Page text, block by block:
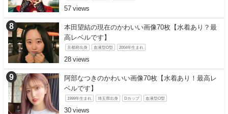
57
本田望結の現在のかわいい画像70枚【水着あり？最
高レベルです】
京都府出身 血液型O型 2004年生まれ
28
阿部なつきのかわいい画像70枚【水着あり！最高レ
ベルです】
1999年生まれ 埼玉県出身 Dカップ 血液型O型
30